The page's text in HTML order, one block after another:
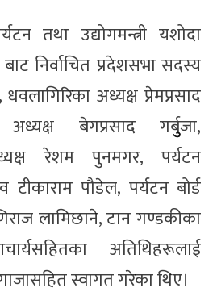
तथा उद्योगमन्त्री यशोदा
निर्वाचित प्रदेशसभा सदस्य
अध्यक्ष प्रेमप्रसाद
बेगप्रसाद गर्बुुजा,
रेशम पुनमगर, पर्यटन
टीकाराम पौडेल, पर्यटन बोर्ड
लामिछाने, टान गण्डकीका
अतिथिहरूलाई
स्वागत गरेका थिए।